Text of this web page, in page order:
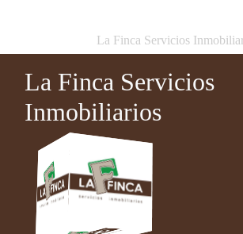
La Finca Servicios
La Finca Servicios
Inmobiliarios